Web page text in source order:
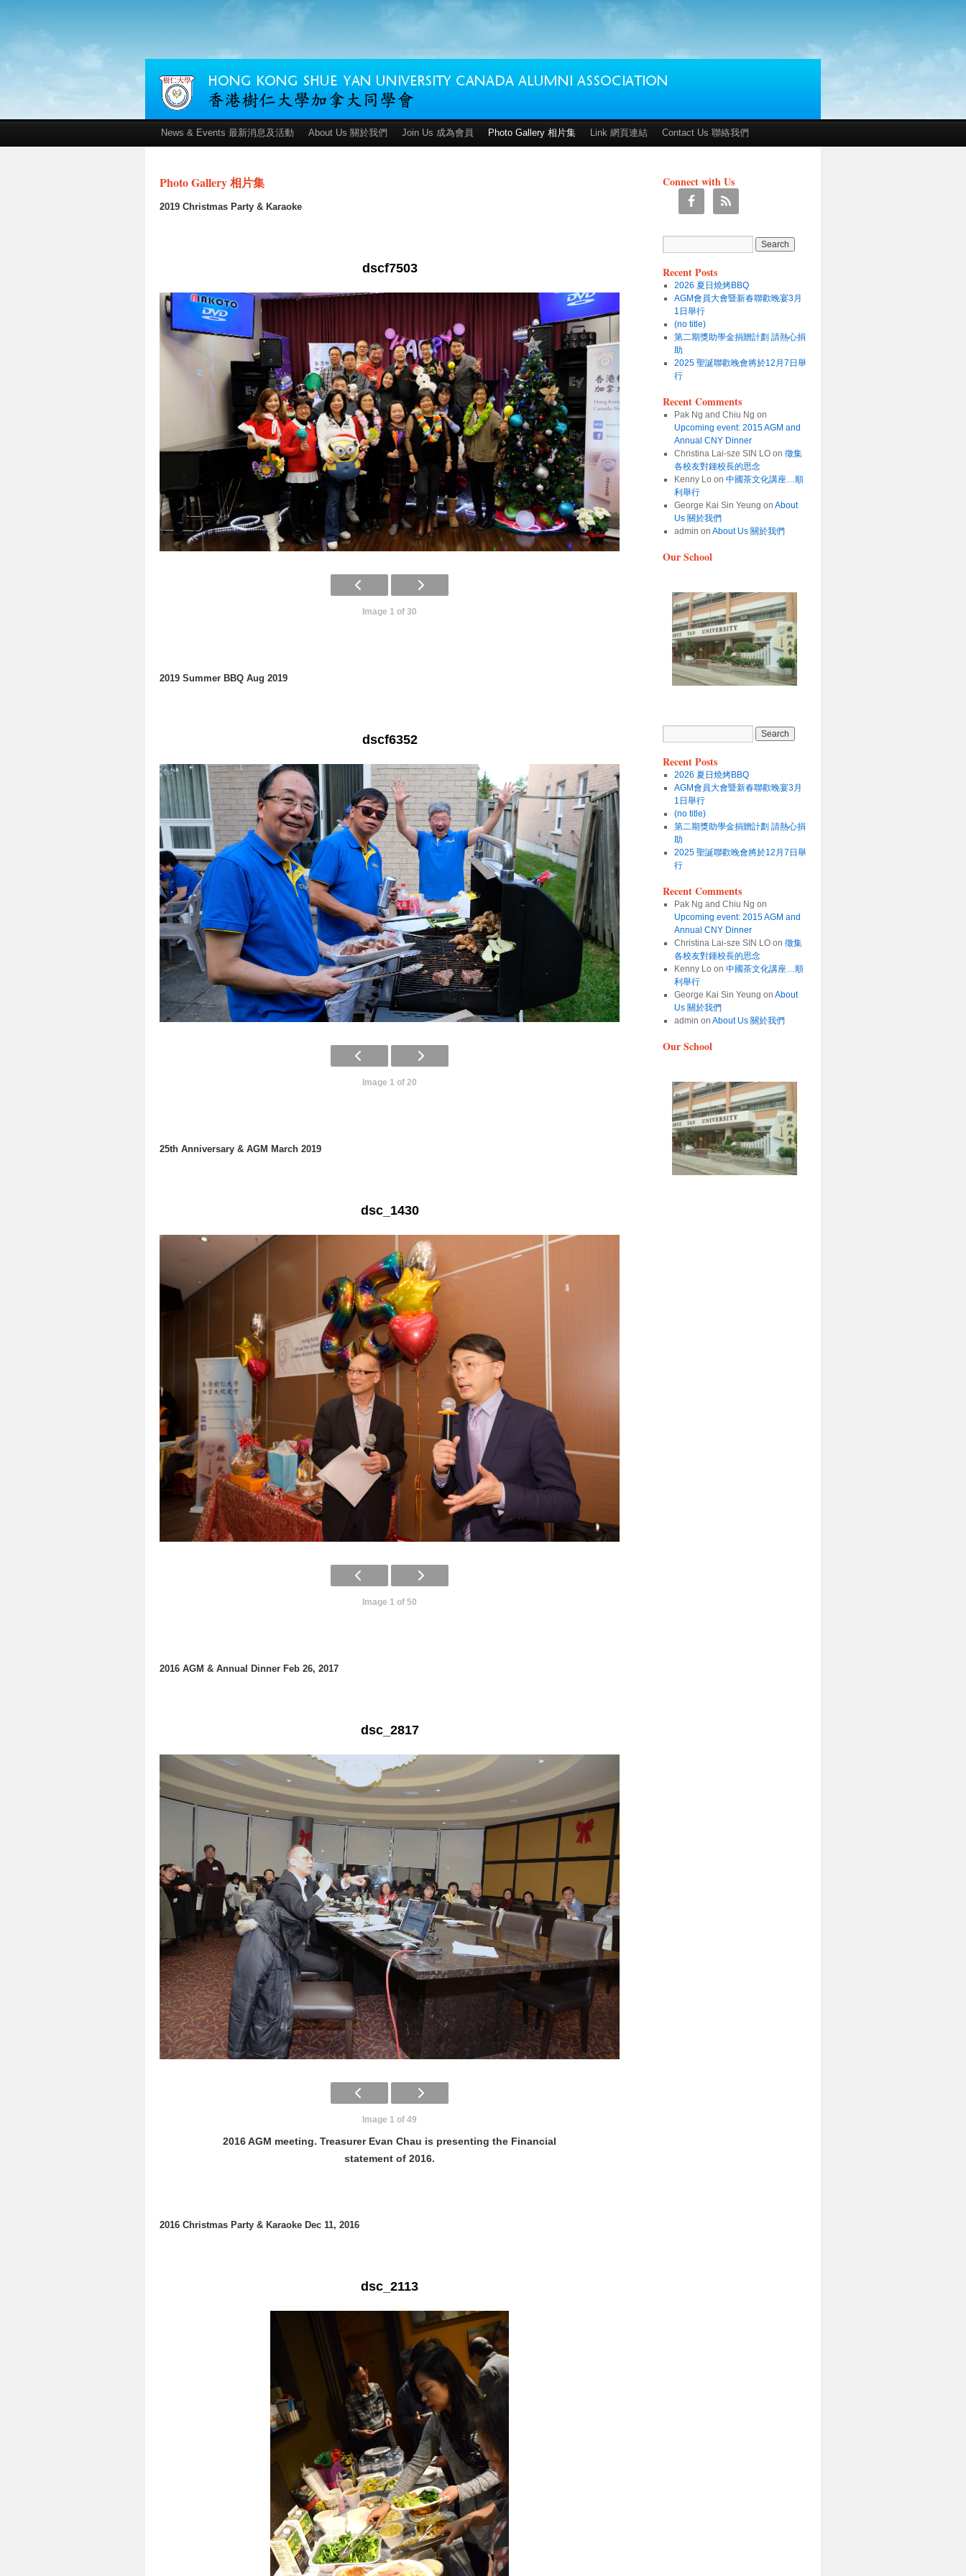
News & Events 最新消息及活動 About Us 關於我們 Join Us 成為會員 Photo Gallery 相片集 Link 網頁連結 Contact Us 聯絡我們
Photo Gallery 相片集
2019 Christmas Party & Karaoke
dscf7503
Image 1 of 30
2019 Summer BBQ Aug 2019
dscf6352
Image 1 of 20
25th Anniversary & AGM March 2019
dsc_1430
Image 1 of 50
2016 AGM & Annual Dinner Feb 26, 2017
dsc_2817
Image 1 of 49
2016 AGM meeting. Treasurer Evan Chau is presenting the Financial
statement of 2016.
2016 Christmas Party & Karaoke Dec 11, 2016
dsc_2113
Connect with Us
Recent Posts
2026 夏日燒烤BBQ
AGM會員大會暨新春聯歡晚宴3月
1日舉行
(no title)
第二期獎助學金捐贈計劃 請熱心捐
助
2025 聖誕聯歡晚會將於12月7日舉
行
Recent Comments
Pak Ng and Chiu Ng on
Upcoming event: 2015 AGM and
Annual CNY Dinner
Christina Lai-sze SIN LOon 徵集
各校友對鍾校長的思念
Kenny Lo on 中國茶文化講座…順
利舉行
George Kai Sin Yeung on About
Us 關於我們
admin on About Us 關於我們
Our School
Recent Posts
2026 夏日燒烤BBQ
AGM會員大會暨新春聯歡晚宴3月
1日舉行
(no title)
第二期獎助學金捐贈計劃 請熱心捐
助
2025 聖誕聯歡晚會將於12月7日舉
行
Recent Comments
Pak Ng and Chiu Ng on
Upcoming event: 2015 AGM and
Annual CNY Dinner
Christina Lai-sze SIN LOon 徵集
各校友對鍾校長的思念
Kenny Lo on 中國茶文化講座…順
利舉行
George Kai Sin Yeung on About
Us 關於我們
admin on About Us 關於我們
Our School